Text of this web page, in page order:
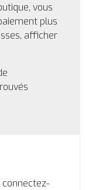
vous
plus
afficher
connectez-